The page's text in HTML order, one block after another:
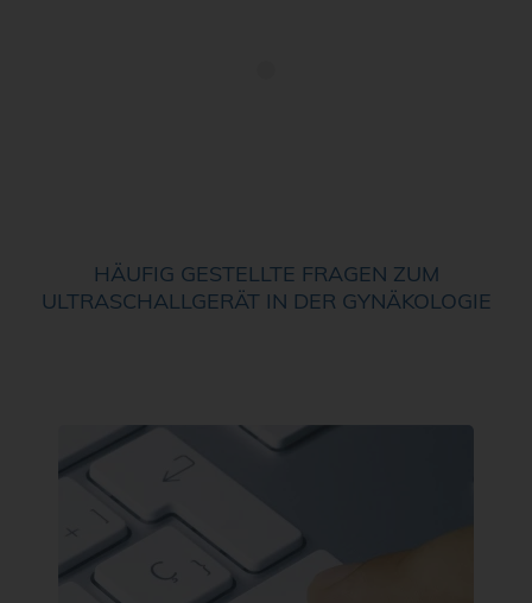
HÄUFIG GESTELLTE FRAGEN ZUM
ULTRASCHALLGERÄT IN DER GYNÄKOLOGIE